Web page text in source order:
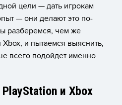
цели — дать игрокам
— они делают это по-
разберемся, чем же
и пытаемся выяснить,
всего подойдет именно
и Xbox